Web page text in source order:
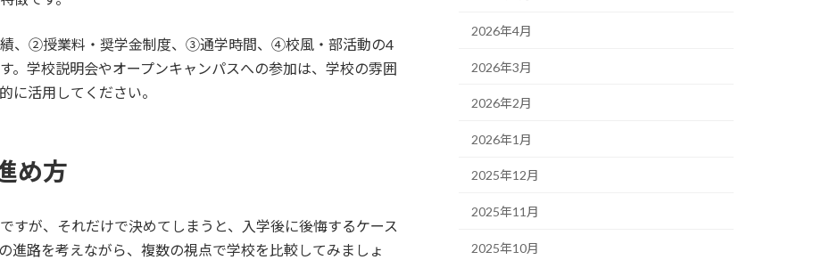
、②授業料・奨学金制度、③通学時間、④校風・部活動の4
。学校説明会やオープンキャンパスへの参加は、学校の雰囲
に活用してください。
め方
すが、それだけで決めてしまうと、入学後に後悔するケース
進路を考えながら、複数の視点で学校を比較してみましょ
2026年4月
2026年3月
2026年2月
2026年1月
2025年12月
2025年11月
2025年10月